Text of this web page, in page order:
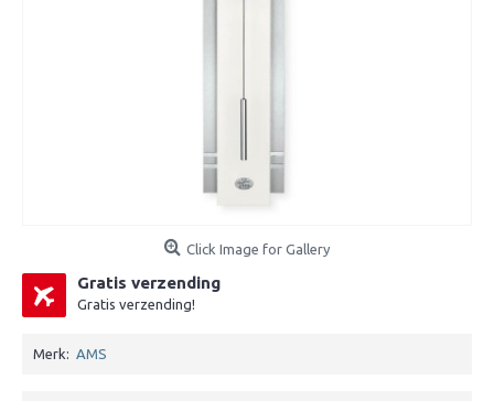
Click Image for Gallery
Gratis verzending
Gratis verzending!
Merk: AMS